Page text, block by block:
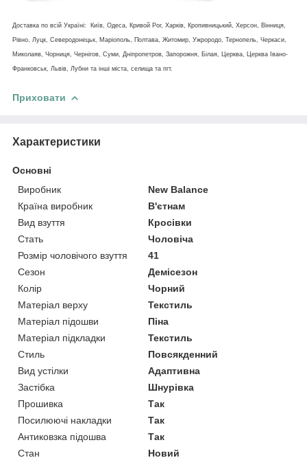
Доставка по всій Україні: Київ, Одеса, Кривой Рог, Харків, Кропивницький, Херсон, Вінниця,
Рівно, Луцк, Северодонецьк, Маріополь, Полтава, Житомир, Ужрородо, Тернопель, Черкаси,
Миколаяв, Чорниця, Чернігов, Суми, Дніпропетров, Запорожня, Білая, Церква, Церква Івано-
Франковськ, Львів, Лубни та інші міста, селища та пгт.
Приховати
Характеристики
Основні
Виробник
New Balance
Країна виробник
В'єтнам
Вид взуття
Кросівки
Стать
Чоловіча
Розмір чоловічого взуття
41
Сезон
Демісезон
Колір
Чорний
Матеріал верху
Текстиль
Матеріал підошви
Піна
Матеріал підкладки
Текстиль
Стиль
Повсякденний
Вид устілки
Адаптивна
Застібка
Шнурівка
Прошивка
Так
Посилюючі накладки
Так
Антиковзка підошва
Так
Стан
Новий